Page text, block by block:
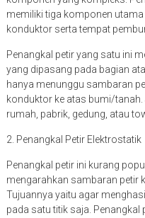
memiliki tiga komponen utama
konduktor serta tempat
Penangkal petir yang satu ini
yang dipasang pada bagian
hanya menunggu sambaran
konduktor ke atas bumi/tanah.
rumah, pabrik, gedung, atau
2. Penangkal Petir Elektrostatik
Penangkal petir ini kurang
mengarahkan sambaran petir
Tujuannya yaitu agar
pada satu titik saja.